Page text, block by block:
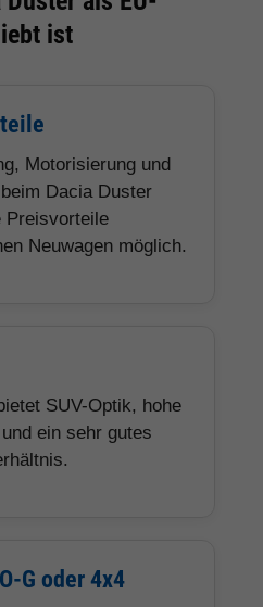
ist
Motorisierung und
Dacia Duster
Preisvorteile
Neuwagen möglich.
SUV-Optik, hohe
ein sehr gutes
G oder 4x4